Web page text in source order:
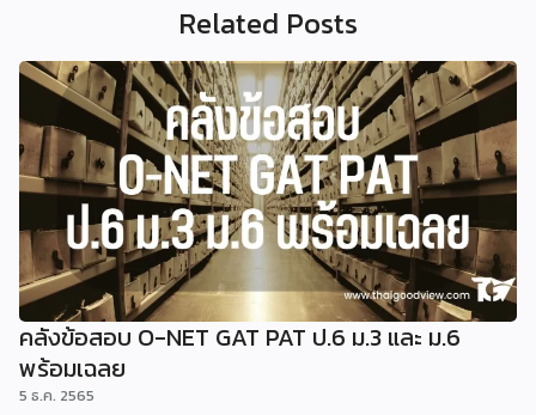
Related Posts
คลังข้อสอบ O-NET GAT PAT ป.6 ม.3 และ ม.6
พร้อมเฉลย
5 ธ.ค. 2565